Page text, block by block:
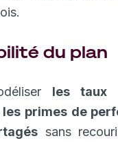
du plan
les taux
primes de
sans